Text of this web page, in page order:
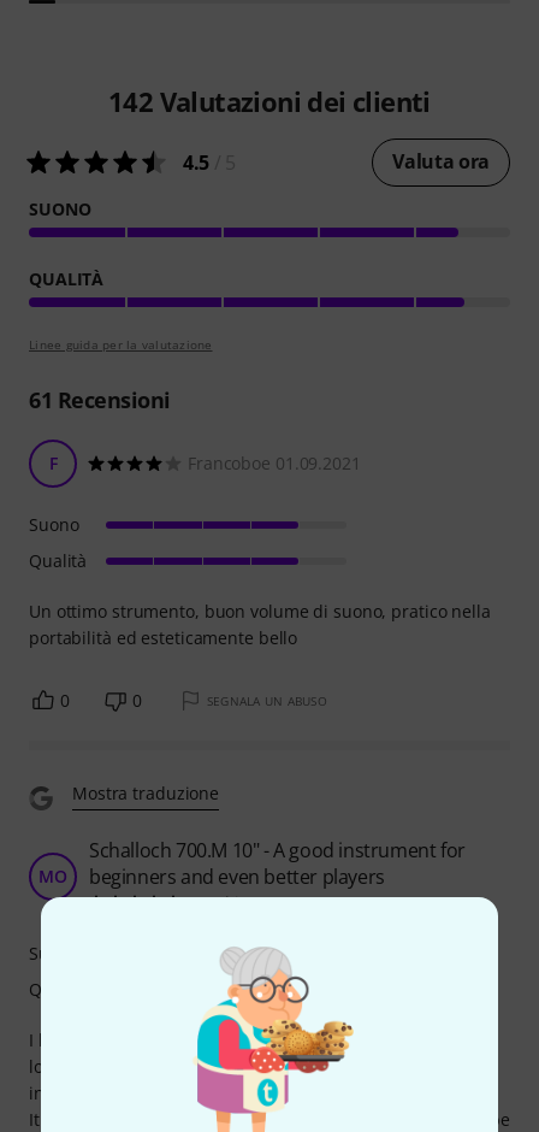
142 Valutazioni dei clienti
4.5 Valuta ora
SUONO
QUALITÀ
Linee guida per la valutazione
61 Recensioni
F Francoboe 01.09.2021
Un ottimo strumento, buon volume di suono, pratico nella
portabilità ed esteticamente bello
Suono
Qualità
0 0 SEGNALA UN ABUSO
Mostra traduzione
MO
Schalloch 700.M 10" - A good instrument for
beginners and even better players
Matthias O. 19.02.2014
I have played a lot of djembe in school and it was always
lots of fun. That was the reason why i bought myself this
instrument.
It has really high quality components just the wood could be
Suono
Qualità